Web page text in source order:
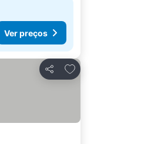
Ver preços
Partilhar
Adicionar aos